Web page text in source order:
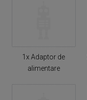
1x Adaptor de
alimentare